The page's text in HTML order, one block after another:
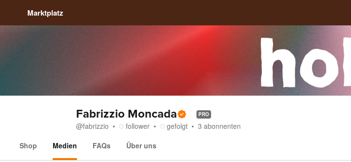
Marktplatz
Fabrizzio Moncada PRO
@fabrizzio follower gefolgt 3 abonnenten
Shop
Medien FAQs Über uns